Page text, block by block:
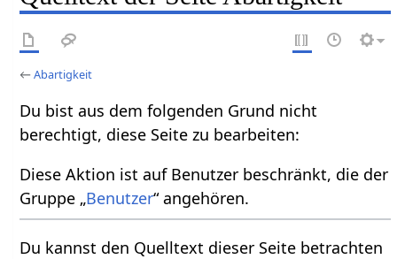
←Abartigkeit
Du bist aus dem folgenden Grund nicht
berechtigt, diese Seite zu bearbeiten:
Diese Aktion ist auf Benutzer beschränkt, die der
Gruppe „Benutzer“ angehören.
Du kannst den Quelltext dieser Seite betrachten